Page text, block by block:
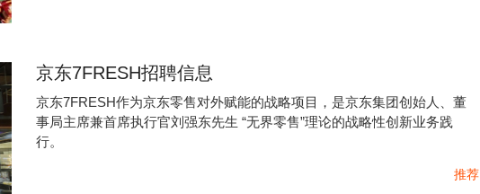
​京东7FRESH招聘信息
京东7FRESH作为京东零售对外赋能的战略项目，是京东集团创始人、董
事局主席兼首席执行官刘强东先生 “无界零售”理论的战略性创新业务践
行。
推荐